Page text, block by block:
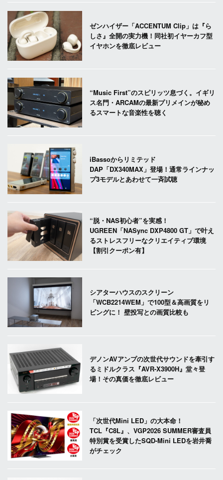
ゼンハイザー「ACCENTUM Clip」は『ら
しさ』全開の実力機！同社初イヤーカフ型
イヤホンを徹底レビュー
“Music First”のスピリッツ息づく。イギリ
ス名門・ARCAMの最新プリメインが秘め
るスマートな音楽性を聴く
iBassoからリミテッド
DAP「DX340MAX」登場！通常ラインナッ
プ3モデルとあわせて一斉試聴
“脱・NAS初心者”を実感！
UGREEN「NASync DXP4800 GT」で叶え
るストレスフリーなクリエイティブ環境
【割引クーポン有】
シアターハウスのスクリーン
「WCB2214WEM」で100型＆高画質をリ
ビングに！ 壁投写との画質比較も
デノンAVアンプの次世代サウンドを牽引す
るミドルクラス『AVR-X3900H』堂々登
場！その真価を徹底レビュー
「次世代Mini LED」の大本命！
TCL『C8L』、VGP2026 SUMMER審査員
特別賞を受賞したSQD-Mini LEDを岩井喬
がチェック